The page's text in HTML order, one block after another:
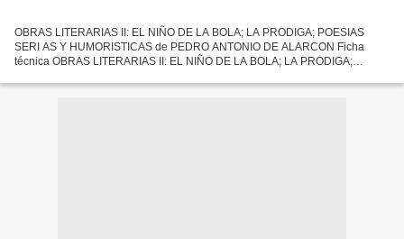
OBRAS LITERARIAS II: EL NIÑO DE LA BOLA; LA PRODIGA; POESIAS
SERI AS Y HUMORISTICAS de PEDRO ANTONIO DE ALARCON Ficha
técnica OBRAS LITERARIAS II: EL NIÑO DE LA BOLA; LA PRODIGA;
Número de páginas:...